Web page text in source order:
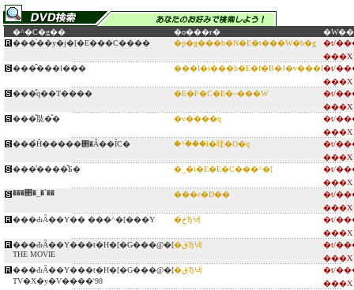
�^�C�g�� �o���ғ�
���̍��y�j�[�E���C����
�p�g���b�N�E�t���W�b�g
�t/
���X
���̂���l���
���I�i���h�E�f�B�J�v���I�t/
���X
���̎q��T����
�E�F�C�E�~���W
�t/
���X
���̎肱�̎�
�v����q
�t/
���X
���̉Ĥ�����΂�Â��ȊC�
�^�ؑ��l�哇�O�q
�t/
���X
���̓����̂Ƃ�
�_�i�E�E�C���^�[
�t/
���X
���΂�_�`��
���c�D��
�t/
���X
���ԂȂ��Y�� ���^�[���Y
�ڂЂ낵
�t/
���X
���ԂȂ��Y���t�H�[�G���@�[
THE MOVIE
�قЂ낵
�t/
���X
���ԂȂ��Y���t�H�[�G���@�[
TV�X�y�V����'98
�قЂ낵
�t/
���X